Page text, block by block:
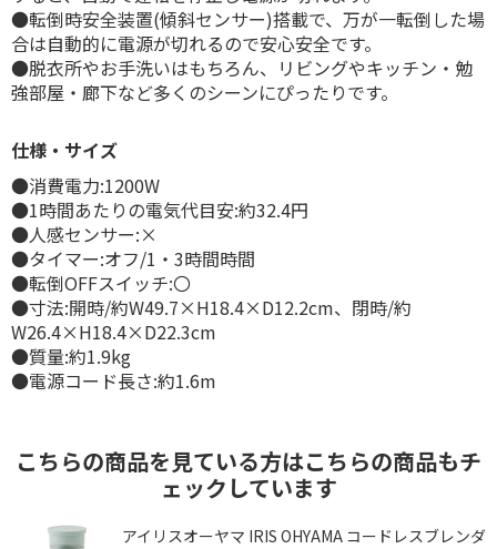
●転倒時安全装置(傾斜センサー)搭載で、万が一転倒した場
合は自動的に電源が切れるので安心安全です。
●脱衣所やお手洗いはもちろん、リビングやキッチン・勉
強部屋・廊下など多くのシーンにぴったりです。
仕様・サイズ
●消費電力:1200W
●1時間あたりの電気代目安:約32.4円
●人感センサー:×
●タイマー:オフ/1・3時間時間
●転倒OFFスイッチ:〇
●寸法:開時/約W49.7×H18.4×D12.2cm、閉時/約
W26.4×H18.4×D22.3cm
●質量:約1.9kg
●電源コード長さ:約1.6m
こちらの商品を見ている方はこちらの商品もチ
ェックしています
アイリスオーヤマ IRIS OHYAMA コードレスブレンダ